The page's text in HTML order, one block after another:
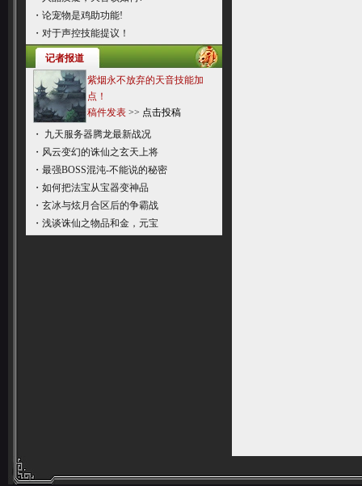
・论宠物是鸡助功能!
・对于声控技能提议！
记者报道
紫烟永不放弃的天音技能加
点！
稿件发表>> 点击投稿
・
九天服务器腾龙最新战况
・ 风云变幻的诛仙之玄天上将
・最强BOSS混沌-不能说的秘密
・如何把法宝从宝器变神品
・玄冰与炫月合区后的争霸战
・浅谈诛仙之物品和金，元宝